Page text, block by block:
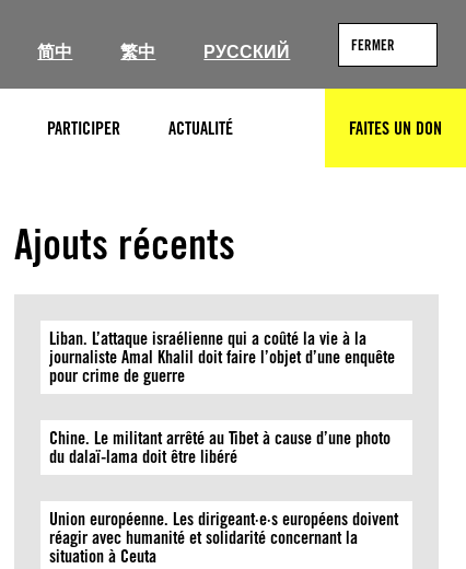
简中 繁中 РУССКИЙ FERMER
PARTICIPER ACTUALITÉ RECHERCHERFAITES UN DON
Ajouts récents
Liban. L’attaque israélienne qui a coûté la vie à la
journaliste Amal Khalil doit faire l’objet d’une enquête
pour crime de guerre
Chine. Le militant arrêté au Tibet à cause d’une photo
du dalaï-lama doit être libéré
Union européenne. Les dirigeant·e·s européens doivent
réagir avec humanité et solidarité concernant la
situation à Ceuta